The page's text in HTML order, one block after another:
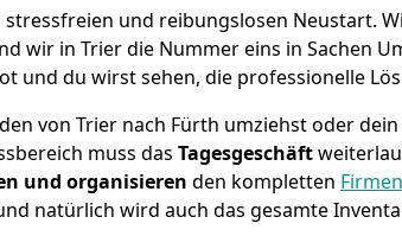
und reibungslosen Neustart.
wir in Trier die Nummer eins in Sachen
und du wirst sehen, die professionelle
von Trier nach Fürth umziehst oder
muss das Tagesgeschäft
und organisieren den kompletten
natürlich wird auch das gesamte